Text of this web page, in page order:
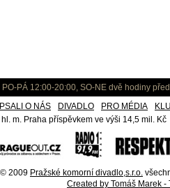
PÁ 12:00-20:00, SO-NE dvě hodiny
O NÁS DIVADLO PRO MÉDIA
m. Praha příspěvkem ve výši 14,5 mil. Kč
2009 Pražské komorní divadlo,s.r.o.
Created by Tomáš Marek -